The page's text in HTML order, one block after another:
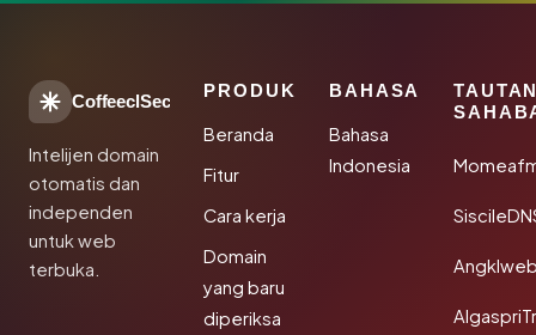
CoffeeclSec
Intelijen domain
otomatis dan
independen
untuk web
terbuka.
PRODUK
Beranda
Fitur
Cara kerja
Domain
yang baru
diperiksa
BAHASA
Bahasa
Indonesia